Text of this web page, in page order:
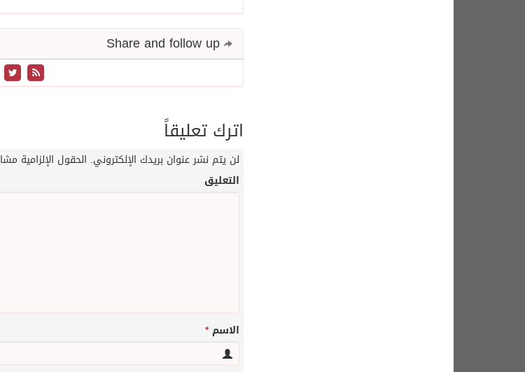
اترك تعليقاً
لن يتم نشر عنوان بريدك الإلكتروني. الحقول الإلزامية
التعليق
الاسم*